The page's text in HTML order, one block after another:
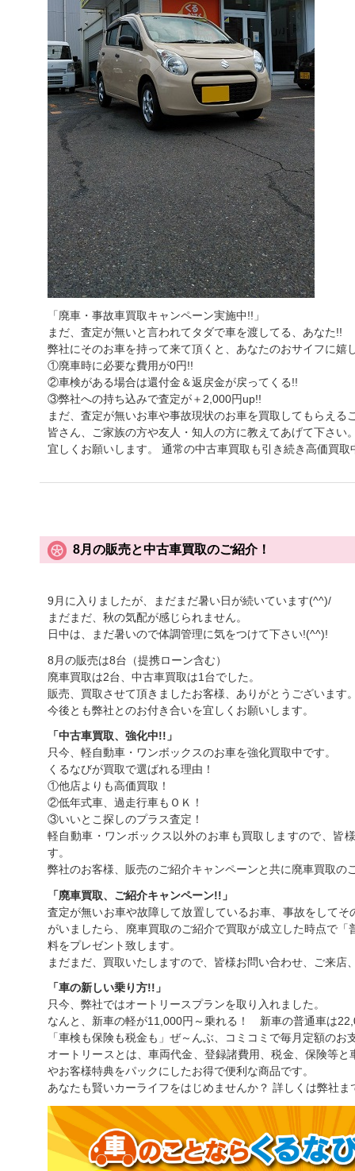
「廃車・事故車買取キャンペーン実施中!!」
まだ、査定が無いと言われてタダで車を渡してる、あなた!!
弊社にそのお車を持って来て頂くと、あなたのおサイフに嬉
①廃車時に必要な費用が0円!!
②車検がある場合は還付金＆返戻金が戻ってくる!!
③弊社への持ち込みで査定が＋2,000円up!!
まだ、査定が無いお車や事故現状のお車を買取してもらえる
皆さん、ご家族の方や友人・知人の方に教えてあげて下さい
宜しくお願いします。 通常の中古車買取も引き続き高価買取
8月の販売と中古車買取のご紹介！
9月に入りましたが、まだまだ暑い日が続いています(^^)/
まだまだ、秋の気配が感じられません。
日中は、まだ暑いので体調管理に気をつけて下さい!(^^)!
8月の販売は8台（提携ローン含む）
廃車買取は2台、中古車買取は1台でした。
販売、買取させて頂きましたお客様、ありがとうございます
今後とも弊社とのお付き合いを宜しくお願いします。
「中古車買取、強化中!!」
只今、軽自動車・ワンボックスのお車を強化買取中です。
くるなびが買取で選ばれる理由！
①他店よりも高価買取！
②低年式車、過走行車もＯＫ！
③いいとこ探しのプラス査定！
軽自動車・ワンボックス以外のお車も買取しますので、皆
す。
弊社のお客様、販売のご紹介キャンペーンと共に廃車買取の
「廃車買取、ご紹介キャンペーン!!」
査定が無いお車や故障して放置しているお車、事故をして
がいましたら、廃車買取のご紹介で買取が成立した時点で
料をプレゼント致します。
まだまだ、買取いたしますので、皆様お問い合わせ、ご来店
「車の新しい乗り方!!」
只今、弊社ではオートリースプランを取り入れました。
なんと、新車の軽が11,000円～乗れる！ 新車の普通車は
「車検も保険も税金も」ぜ～んぶ、コミコミで毎月定額の
オートリースとは、車両代金、登録諸費用、税金、保険等
やお客様特典をパックにしたお得で便利な商品です。
あなたも賢いカーライフをはじめませんか？ 詳しくは弊社